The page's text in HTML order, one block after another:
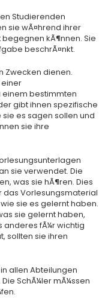
Studierenden
sie wÃ¤hrend ihrer
kÃ¶nnen. Sie
beschrÃ¤nkt.
Zwecken dienen.
bestimmten
gibt ihnen spezifische
es sagen sollen und
sie ihre
sie verwendet. Die
was sie hÃ¶ren. Dies
Vorlesungsmaterial
sie es gelernt haben.
sie gelernt haben,
anderes fÃ¼r wichtig
sollten sie ihren
allen Abteilungen
SchÃ¼ler mÃ¼ssen